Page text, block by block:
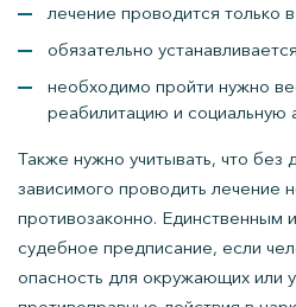
лечение проводится только
обязательно
необходимо пройти нужно
реабилитацию и социальную
Также нужно учитывать, что без
зависимого проводить лечение
противозаконно. Единственным
судебное предписание, если
опасность для окружающих или